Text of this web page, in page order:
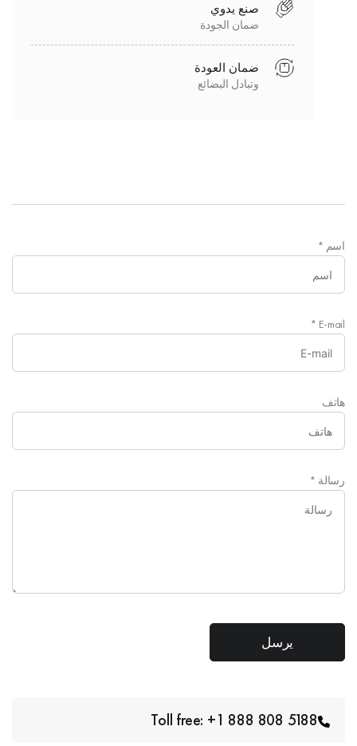
صنع يدوي
ضمان الجودة
ضمان العودة
وتبادل البضائع
اسم *
E-mail
*
هاتف
رسالة *
Toll free: +1 888 808 5188